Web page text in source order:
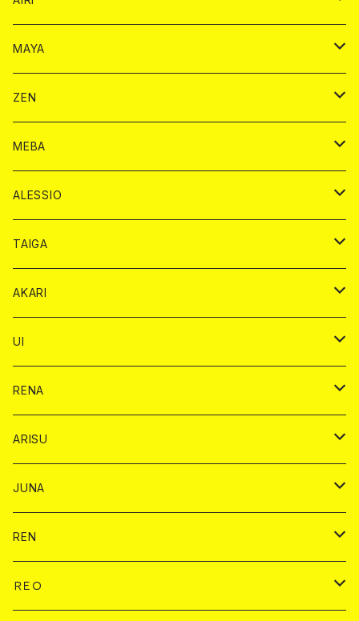
モエシャンドン カード
ヴーヴクリコ カード
BAIKA カード
ノーマル カード
プレミアム カード
ドリンク カード
１ドリンクカード
ショット
チェキ カード
チェキ １５００円
シャンパン カード
モエシャンドン カード
ヴーヴクリコ カード
BAIKA カード
ノーマル カード
プレミアム カード
ドリンク カード
１ドリンク カード
ショット
チェキ カード
チェキ １５００円
MAYA
ドリンク
1ドリンク
ショット
チェキ
BAIKA
ZEN
ドリンク
シャンパン
ショット
チェキ
BAIKA
MEBA
ドリンク
シャンパンカード
ドリンクカード
チップ
チェキ
ALESSIO
ドリンク
シャンパン
1ドリンク
チップ
TAIGA
ドリンク
シャンパン
1ドリンク
チップ
AKARI
ドリンク
1ドリンク
ショット
UI
バイカ
ドリンク
シャンパン
ドリンク
チェキ
RENA
バイカ
ドリンク
ドリンク
ヤードグラス
チェキ
ARISU
バイカ
ドリンク
ドリンク
チェキ
JUNA
バイカ
ドリンク
REN
バイカ
ＲＥＯ